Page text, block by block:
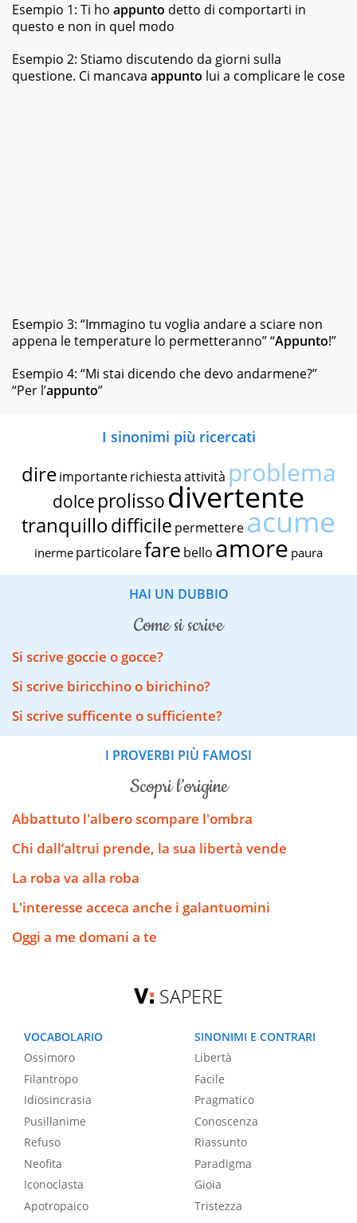
Esempio 1: Ti ho appunto detto di comportarti in
questo e non in quel modo
Esempio 2: Stiamo discutendo da giorni sulla
questione. Ci mancava appunto lui a complicare le cose
Esempio 3: “Immagino tu voglia andare a sciare non
appena le temperature lo permetteranno” “Appunto!”
Esempio 4: “Mi stai dicendo che devo andarmene?”
“Per l’appunto”
I sinonimi più ricercati
dire importante richiestaattività problema
dolce prolissodivertente
tranquillodifficile permettereacume
inerme particolarefare bello amore paura
HAI UN DUBBIO
come si scrive
Si scrive goccie o gocce?
Si scrive biricchino o birichino?
Si scrive sufficente o sufficiente?
I PROVERBI PIÙ FAMOSI
scopri l’origine
Abbattuto l'albero scompare l'ombra
Chi dall’altrui prende, la sua libertà vende
La roba va alla roba
L'interesse acceca anche i galantuomini
Oggi a me domani a te
SAPERE
VOCABOLARIO
Ossimoro
Filantropo
Idiosincrasia
Pusillanime
Refuso
Neofita
Iconoclasta
Apotropaico
SINONIMI E CONTRARI
Libertà
Facile
Pragmatico
Conoscenza
Riassunto
Paradigma
Gioia
Tristezza